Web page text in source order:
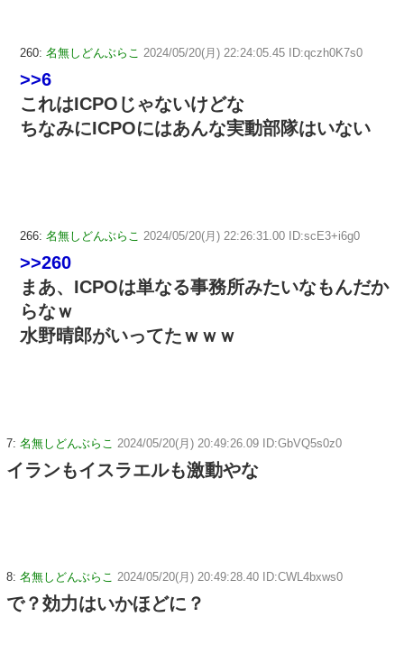
260: 名無しどんぶらこ 2024/05/20(月) 22:24:05.45 ID:qczh0K7s0
>>6
これはICPOじゃないけどな
ちなみにICPOにはあんな実動部隊はいない
266: 名無しどんぶらこ 2024/05/20(月) 22:26:31.00 ID:scE3+i6g0
>>260
まあ、ICPOは単なる事務所みたいなもんだか
らなｗ
水野晴郎がいってたｗｗｗ
7: 名無しどんぶらこ 2024/05/20(月) 20:49:26.09 ID:GbVQ5s0z0
イランもイスラエルも激動やな
8: 名無しどんぶらこ 2024/05/20(月) 20:49:28.40 ID:CWL4bxws0
で？効力はいかほどに？